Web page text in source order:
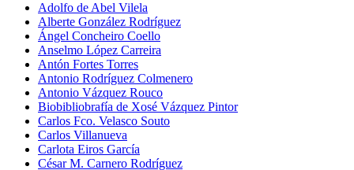
Adolfo de Abel Vilela
Alberte González Rodríguez
Ángel Concheiro Coello
Anselmo López Carreira
Antón Fortes Torres
Antonio Rodríguez Colmenero
Antonio Vázquez Rouco
Biobibliobrafía de Xosé Vázquez Pintor
Carlos Fco. Velasco Souto
Carlos Villanueva
Carlota Eiros García
César M. Carnero Rodríguez